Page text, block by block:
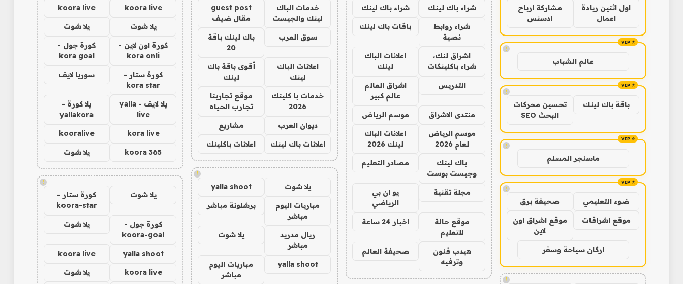
اول اثنين ريادة
اعمال
مشاركة ارباح
ادسنس
!
عالم الشباب
!
باقة باك لينك
تحسين محركات
البحث SEO
!
ماسنجر المسلم
!
ضوء التعليمي صحيفة برق
موقع اشراقات
موقع اشراق اون
لاين
اركان سياحة وسفر
!
شراء باك لينك شراء باك لينك
شراء روابط
نصية
باقات باك لينك
اشراق لنك،
شراء باكلينكات
اعلانات الباك
لينك
التدريس
اشراق العالم
عالم كبير
منتدى الاشراق موسم الرياض
موسم الرياض
لعام 2026
اعلانات الباك
لينك 2026
باك لينك
وجيست بوست
مصادر التعليم
مجلة تقنية
يو ان بي
الرياضي
موقع حالة
للتعليم
اخبار 24 ساعة
هيدب فنون
وترفيه
صحيفة العالم
خدمات الباك
لينك والجيست
guest post
مقال ضيف
سوق العرب
باك لينك باقة
20
اعلانات الباك
لينك
أقوى باقة باك
لينك
خدمات با كلينك
2026
موقع تجاربنا
تجارب الحياه
ديوان العرب مشاريع
اعلانات باك لينك اعلانات باكلينك
!
يلا شوت yalla shoot
مباريات اليوم
مباشر
برشلونة مباشر
ريال مدريد
مباشر
يلا شوت
yalla shoot
مباريات اليوم
مباشر
koora live
koora live
يلا شوت يلا شوت
كورة اون لاين -
kora onli
كورة جول -
kora goal
كورة ستار -
kora star
سوريا لايف
يلا لايف - yalla
live
يلا كورة -
yallakora
kora live
kooralive
koora 365 يلا شوت
!
يلا شوت
كورة ستار -
koora-star
كورة جول -
koora-goal
يلا شوت
yalla shoot
koora live
koora live يلا شوت